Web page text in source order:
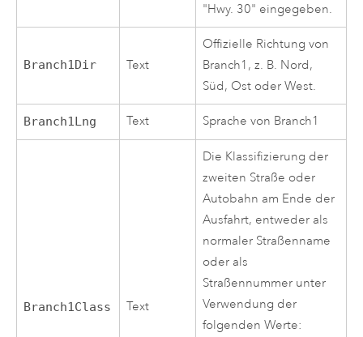
"Hwy. 30" eingegeben.
Branch1Dir Text
Offizielle Richtung von
Branch1, z. B. Nord,
Süd, Ost oder West.
Branch1Lng Text Sprache von Branch1
Branch1Class Text
Die Klassifizierung der
zweiten Straße oder
Autobahn am Ende der
Ausfahrt, entweder als
normaler Straßenname
oder als
Straßennummer unter
Verwendung der
folgenden Werte: